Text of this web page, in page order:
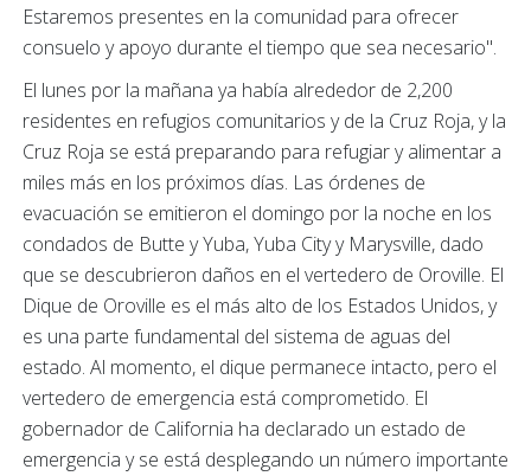
Estaremos presentes en la comunidad para ofrecer
consuelo y apoyo durante el tiempo que sea necesario".
El lunes por la mañana ya había alrededor de 2,200
residentes en refugios comunitarios y de la Cruz Roja, y la
Cruz Roja se está preparando para refugiar y alimentar a
miles más en los próximos días. Las órdenes de
evacuación se emitieron el domingo por la noche en los
condados de Butte y Yuba, Yuba City y Marysville, dado
que se descubrieron daños en el vertedero de Oroville. El
Dique de Oroville es el más alto de los Estados Unidos, y
es una parte fundamental del sistema de aguas del
estado. Al momento, el dique permanece intacto, pero el
vertedero de emergencia está comprometido. El
gobernador de California ha declarado un estado de
emergencia y se está desplegando un número importante